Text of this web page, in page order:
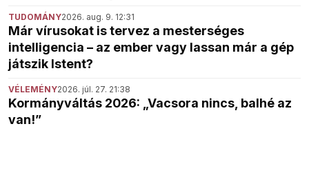
TUDOMÁNY2026. aug. 9. 12:31
Már vírusokat is tervez a mesterséges
intelligencia – az ember vagy lassan már a gép
játszik Istent?
VÉLEMÉNY2026. júl. 27. 21:38
Kormányváltás 2026: „Vacsora nincs, balhé az
van!”